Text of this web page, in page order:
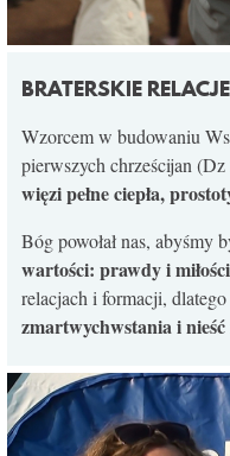
BRATERSKIE RELACJE
Wzorcem w budowaniu
pierwszych chrześcijan
więzi pełne ciepła,
Bóg powołał nas, abyśmy
wartości: prawdy i miłości
relacjach i formacji,
zmartwychwstania i